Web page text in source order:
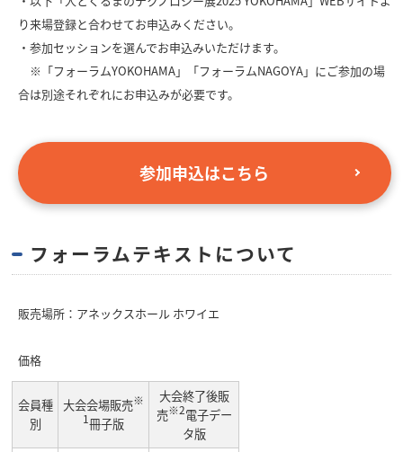
り来場登録と合わせてお申込みください。
・参加セッションを選んでお申込みいただけます。
※「フォーラムYOKOHAMA」「フォーラムNAGOYA」にご参加の場
合は別途それぞれにお申込みが必要です。
参加申込はこちら
フォーラムテキストについて
販売場所：アネックスホール ホワイエ
価格
会員種
別
大会会場販売※
1冊子版
大会終了後販
売※2電子デー
タ版